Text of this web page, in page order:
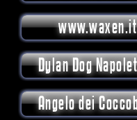
www.waxen.it
Dylan Dog
Angelo dei